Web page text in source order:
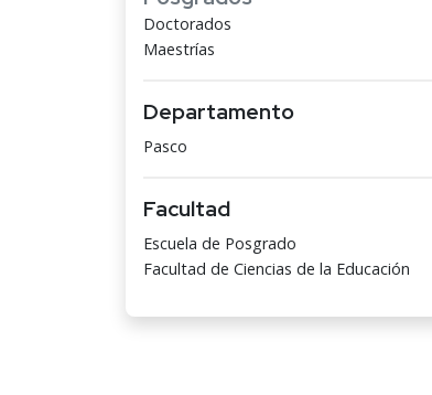
Doctorados
Maestrías
Departamento
Pasco
Facultad
Escuela de Posgrado
Facultad de Ciencias de la Educación